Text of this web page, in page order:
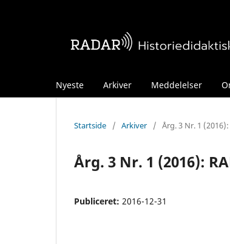
Nyeste Arkiver Meddelelser
Startside / Arkiver / Årg. 3 Nr. 1
Årg. 3 Nr. 1 (2016):
Publiceret: 2016-12-31